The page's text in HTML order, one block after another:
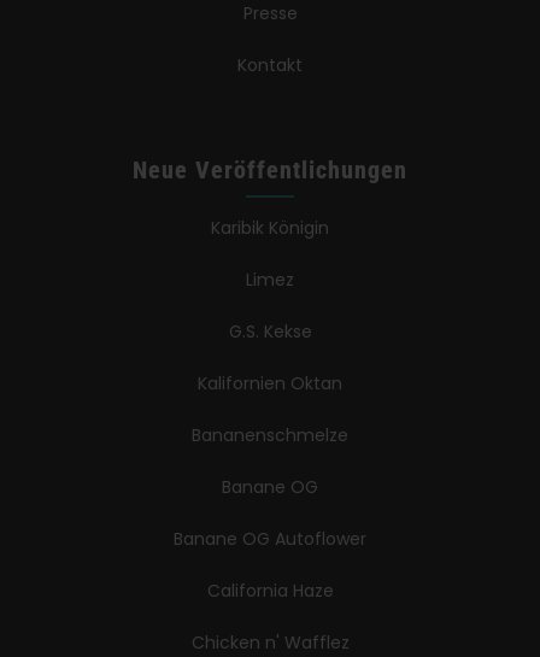
Presse
Kontakt
Neue Veröffentlichungen
Karibik Königin
Limez
G.S. Kekse
Kalifornien Oktan
Bananenschmelze
Banane OG
Banane OG Autoflower
California Haze
Chicken n' Wafflez